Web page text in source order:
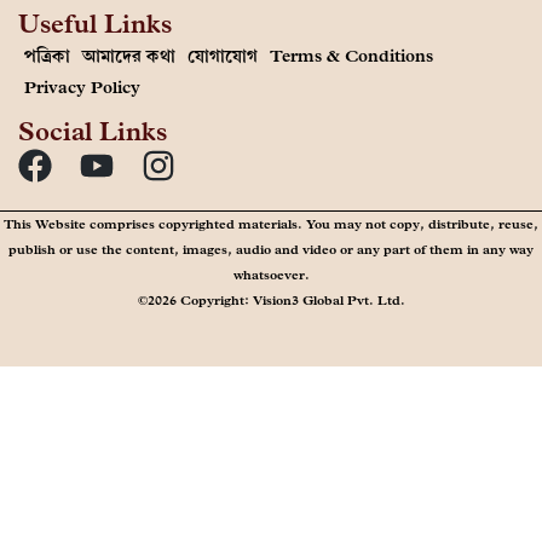
Useful Links
পত্রিকা আমাদের কথা যোগাযোগ Terms & Conditions
Privacy Policy
Social Links
This Website comprises copyrighted materials. You may not copy, distribute, reuse,
publish or use the content, images, audio and video or any part of them in any way
whatsoever.
©2026 Copyright: Vision3 Global Pvt. Ltd.